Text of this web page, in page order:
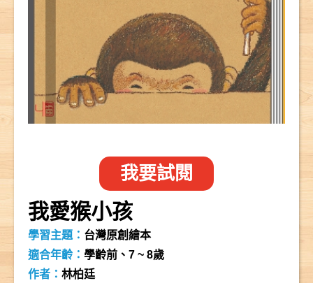
我要試閱
我愛猴小孩
學習主題： 台灣原創繪本
適合年齡：學齡前、7 ~ 8歲
作者：林柏廷